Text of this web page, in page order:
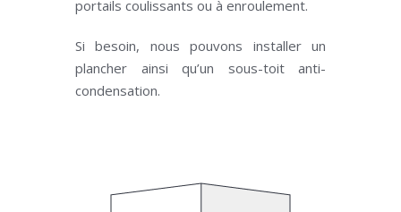
portails coulissants ou à enroulement.
Si besoin, nous pouvons installer un
plancher ainsi qu’un sous-toit anti-
condensation.